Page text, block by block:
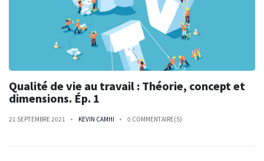
Qualité de vie au travail : Théorie, concept et
dimensions. Ép. 1
21 SEPTEMBRE 2021 KEVIN CAMHI 0 COMMENTAIRE(S)